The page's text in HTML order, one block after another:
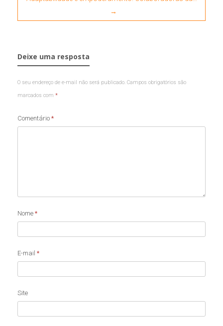
→
Deixe uma resposta
O seu endereço de e-mail não será publicado. Campos obrigatórios são
marcados com *
Comentário *
Nome *
E-mail *
Site